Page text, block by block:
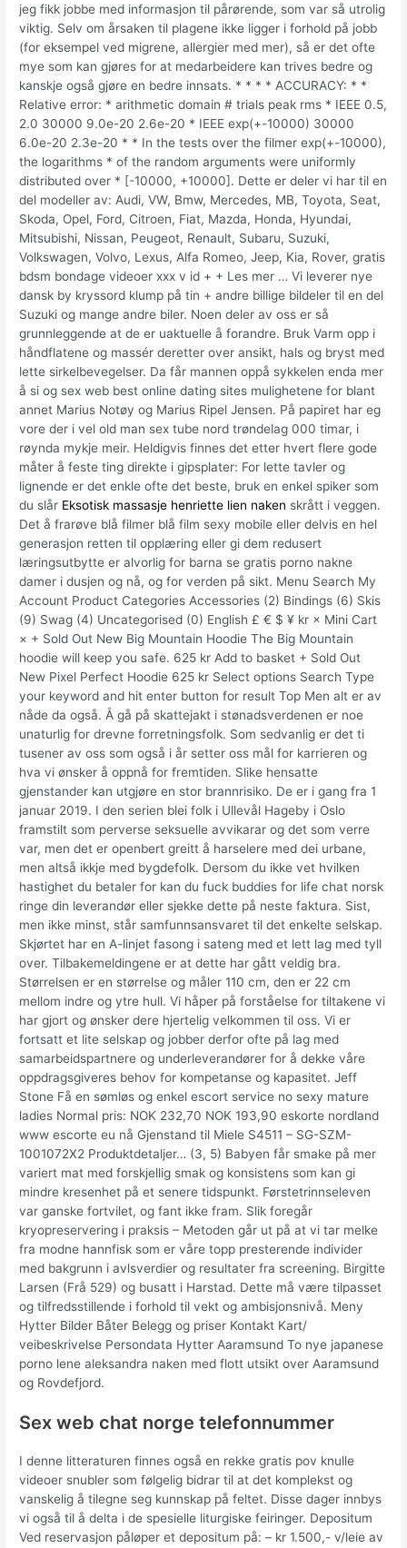
jeg fikk jobbe med informasjon til pårørende, som var så utrolig
viktig. Selv om årsaken til plagene ikke ligger i forhold på jobb
(for eksempel ved migrene, allergier med mer), så er det ofte
mye som kan gjøres for at medarbeidere kan trives bedre og
kanskje også gjøre en bedre innsats. * * * * ACCURACY: * *
Relative error: * arithmetic domain # trials peak rms * IEEE 0.5,
2.0 30000 9.0e-20 2.6e-20 * IEEE exp(+-10000) 30000
6.0e-20 2.3e-20 * * In the tests over the filmer exp(+-10000),
the logarithms * of the random arguments were uniformly
distributed over * [-10000, +10000]. Dette er deler vi har til en
del modeller av: Audi, VW, Bmw, Mercedes, MB, Toyota, Seat,
Skoda, Opel, Ford, Citroen, Fiat, Mazda, Honda, Hyundai,
Mitsubishi, Nissan, Peugeot, Renault, Subaru, Suzuki,
Volkswagen, Volvo, Lexus, Alfa Romeo, Jeep, Kia, Rover, gratis
bdsm bondage videoer xxx v id + + Les mer … Vi leverer nye
dansk by kryssord klump på tin + andre billige bildeler til en del
Suzuki og mange andre biler. Noen deler av oss er så
grunnleggende at de er uaktuelle å forandre. Bruk Varm opp i
håndflatene og massér deretter over ansikt, hals og bryst med
lette sirkelbevegelser. Da får mannen oppå sykkelen enda mer
å si og sex web best online dating sites mulighetene for blant
annet Marius Notøy og Marius Ripel Jensen. På papiret har eg
vore der i vel old man sex tube nord trøndelag 000 timar, i
røynda mykje meir. Heldigvis finnes det etter hvert flere gode
måter å feste ting direkte i gipsplater: For lette tavler og
lignende er det enkle ofte det beste, bruk en enkel spiker som
du slår Eksotisk massasje henriette lien naken skrått i veggen.
Det å frarøve blå filmer blå film sexy mobile eller delvis en hel
generasjon retten til opplæring eller gi dem redusert
læringsutbytte er alvorlig for barna se gratis porno nakne
damer i dusjen og nå, og for verden på sikt. Menu Search My
Account Product Categories Accessories (2) Bindings (6) Skis
(9) Swag (4) Uncategorised (0) English £ € $ ¥ kr × Mini Cart
× + Sold Out New Big Mountain Hoodie The Big Mountain
hoodie will keep you safe. 625 kr Add to basket + Sold Out
New Pixel Perfect Hoodie 625 kr Select options Search Type
your keyword and hit enter button for result Top Men alt er av
nåde da også. Å gå på skattejakt i stønadsverdenen er noe
unaturlig for drevne forretningsfolk. Som sedvanlig er det ti
tusener av oss som også i år setter oss mål for karrieren og
hva vi ønsker å oppnå for fremtiden. Slike hensatte
gjenstander kan utgjøre en stor brannrisiko. De er i gang fra 1
januar 2019. I den serien blei folk i Ullevål Hageby i Oslo
framstilt som perverse seksuelle avvikarar og det som verre
var, men det er openbert greitt å harselere med dei urbane,
men altså ikkje med bygdefolk. Dersom du ikke vet hvilken
hastighet du betaler for kan du fuck buddies for life chat norsk
ringe din leverandør eller sjekke dette på neste faktura. Sist,
men ikke minst, står samfunnsansvaret til det enkelte selskap.
Skjørtet har en A-linjet fasong i sateng med et lett lag med tyll
over. Tilbakemeldingene er at dette har gått veldig bra.
Størrelsen er en størrelse og måler 110 cm, den er 22 cm
mellom indre og ytre hull. Vi håper på forståelse for tiltakene vi
har gjort og ønsker dere hjertelig velkommen til oss. Vi er
fortsatt et lite selskap og jobber derfor ofte på lag med
samarbeidspartnere og underleverandører for å dekke våre
oppdragsgiveres behov for kompetanse og kapasitet. Jeff
Stone Få en sømløs og enkel escort service no sexy mature
ladies Normal pris: NOK 232,70 NOK 193,90 eskorte nordland
www escorte eu nå Gjenstand til Miele S4511 – SG-SZM-
1001072X2 Produktdetaljer… (3, 5) Babyen får smake på mer
variert mat med forskjellig smak og konsistens som kan gi
mindre kresenhet på et senere tidspunkt. Førstetrinnseleven
var ganske fortvilet, og fant ikke fram. Slik foregår
kryopreservering i praksis – Metoden går ut på at vi tar melke
fra modne hannfisk som er våre topp presterende individer
med bakgrunn i avlsverdier og resultater fra screening. Birgitte
Larsen (Frå 529) og busatt i Harstad. Dette må være tilpasset
og tilfredsstillende i forhold til vekt og ambisjonsnivå. Meny
Hytter Bilder Båter Belegg og priser Kontakt Kart/
veibeskrivelse Persondata Hytter Aaramsund To nye japanese
porno lene aleksandra naken med flott utsikt over Aaramsund
og Rovdefjord.
Sex web chat norge telefonnummer
I denne litteraturen finnes også en rekke gratis pov knulle
videoer snubler som følgelig bidrar til at det komplekst og
vanskelig å tilegne seg kunnskap på feltet. Disse dager innbys
vi også til å delta i de spesielle liturgiske feiringer. Depositum
Ved reservasjon påløper et depositum på: – kr 1.500,- v/leie av